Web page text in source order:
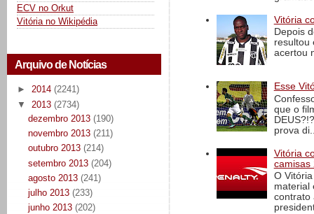
ECV no Orkut
Vitória no Wikipédia
Arquivo de Notícias
► 2014 (2241)
▼ 2013 (2734)
dezembro 2013 (190)
novembro 2013 (211)
outubro 2013 (214)
setembro 2013 (204)
agosto 2013 (241)
julho 2013 (233)
junho 2013 (202)
Vitória
Depois
resultou
acertou
Esse
que o
prova
Vitória
camisas
O
material
contrato